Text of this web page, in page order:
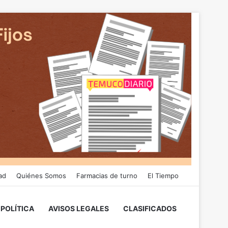
Quiénes Somos Farmacias de turno El Tiempo
POLÍTICA AVISOS LEGALES CLASIFICADOS